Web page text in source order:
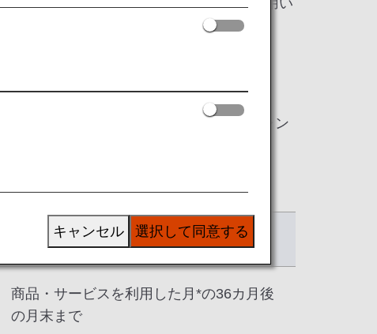
ループごとに有効期限やマイルをご利用い
なサービスの総称です。
グループ、有効期限については、各キャン
有効期限
商品・サービスを利用した月*の36カ月後
の月末まで
選択して同意する
キャンセル